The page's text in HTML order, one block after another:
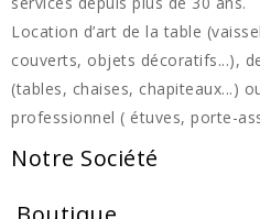
Location d’art de la table
couverts, objets décoratifs...),
(tables, chaises, chapiteaux...)
professionnel ( étuves, porte-
Notre Société